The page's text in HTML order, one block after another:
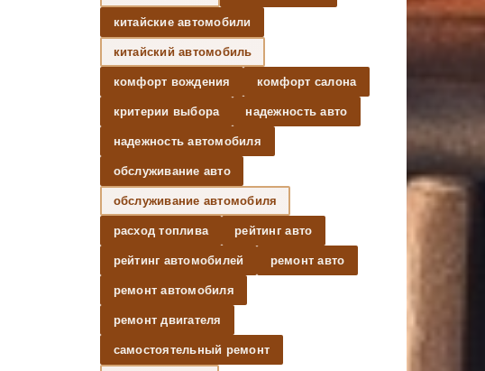
китайские автомобили
китайский автомобиль
комфорт вождения комфорт салона
критерии выбора надежность авто
надежность автомобиля
обслуживание авто
обслуживание автомобиля
расход топлива рейтинг авто
рейтинг автомобилей ремонт авто
ремонт автомобиля
ремонт двигателя
самостоятельный ремонт